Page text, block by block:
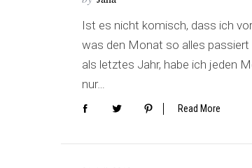
Ist es nicht komisch, dass ich
was den Monat so alles passiert
als letztes Jahr, habe ich jeden
nur…
Read More
c
h
o
: